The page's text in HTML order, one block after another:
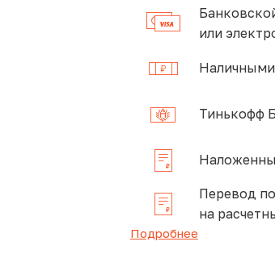
или
Тинькофф
Перевод
на
Подробнее